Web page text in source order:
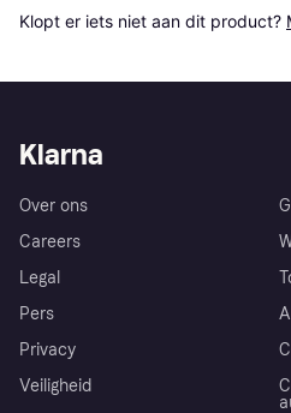
Klopt er iets niet aan dit product?
Klarna
Over ons
Careers
Legal
Pers
Privacy
Veiligheid